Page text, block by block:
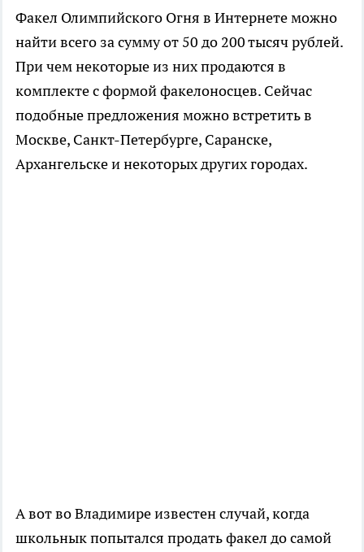
Факел Олимпийского Огня в Интернете можно
найти всего за сумму от 50 до 200 тысяч рублей.
При чем некоторые из них продаются в
комплекте с формой факелоносцев. Сейчас
подобные предложения можно встретить в
Москве, Санкт-Петербурге, Саранске,
Архангельске и некоторых других городах.
А вот во Владимире известен случай, когда
школьнык попытался продать факел до самой